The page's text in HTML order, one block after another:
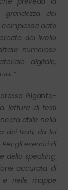
del
dato
del livello
numerose
digitale,
“
Gigante-
lettura di testi
abile nella
dei testi, da lei
gli esercizi di
dello speaking,
accurata di
nelle mappe